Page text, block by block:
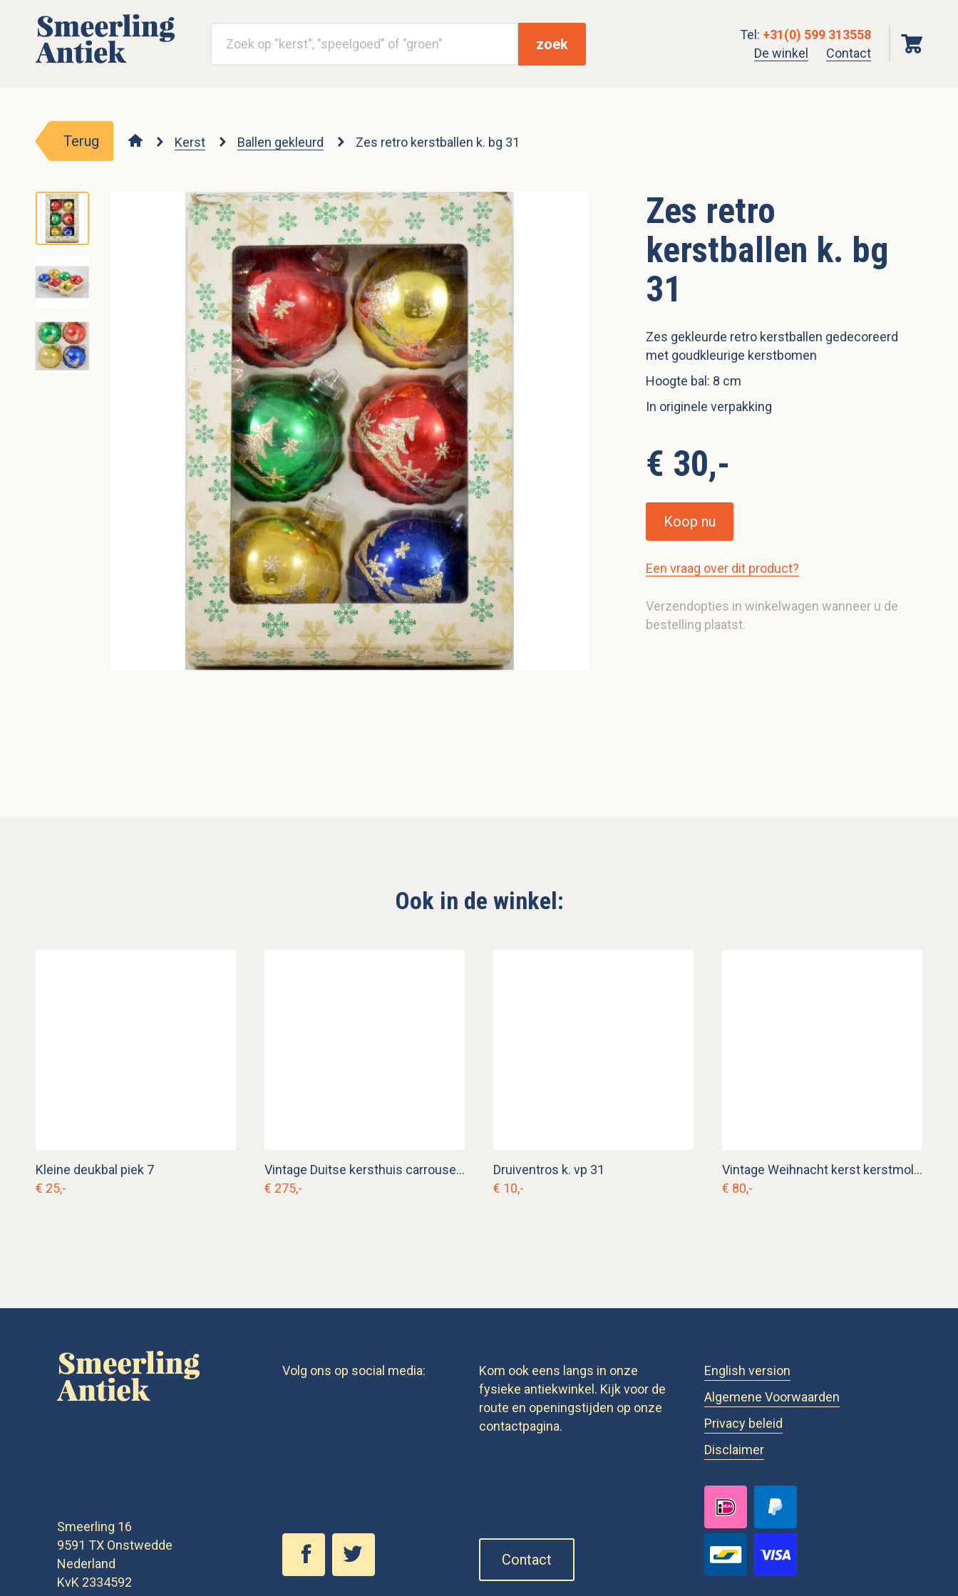
zoek
Tel: +31(0) 599 313558
De winkel
Contact
Terug Kerst Ballen gekleurd Zes retro kerstballen k. bg 31
Zes retro
kerstballen k. bg
31
Zes gekleurde retro kerstballen gedecoreerd
met goudkleurige kerstbomen
Hoogte bal: 8 cm
In originele verpakking
€ 30,-
Koop nu
Een vraag over dit product?
Verzendopties in winkelwagen wanneer u de
bestelling plaatst.
Ook in de winkel:
Kleine deukbal piek 7
€ 25,-
Vintage Duitse kersthuis carrousel k. d 29
€ 275,-
Druiventros k. vp 31
€ 10,-
Vintage Weihnacht kerst kerstmolen k. d 21
€ 80,-
Smeerling 16
9591 TX Onstwedde
Nederland
KvK 2334592
Volg ons op social media:
Kom ook eens langs in onze
fysieke antiekwinkel. Kijk voor de
route en openingstijden op onze
contactpagina.
Contact
English version
Algemene Voorwaarden
Privacy beleid
Disclaimer